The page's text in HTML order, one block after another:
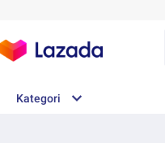
Kategori